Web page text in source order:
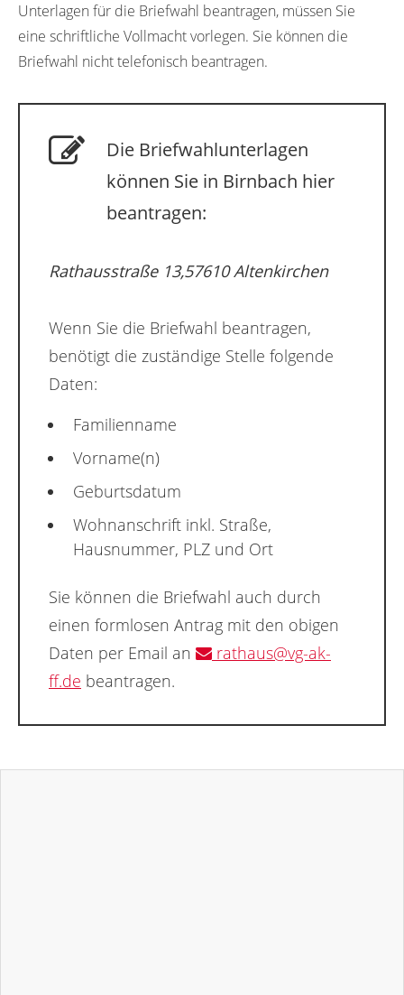
Unterlagen für die Briefwahl beantragen, müssen Sie
eine schriftliche Vollmacht vorlegen. Sie können die
Briefwahl nicht telefonisch beantragen.
Die Briefwahlunterlagen
können Sie in Birnbach hier
beantragen:
Rathausstraße 13,57610 Altenkirchen
Wenn Sie die Briefwahl beantragen,
benötigt die zuständige Stelle folgende
Daten:
Familienname
Vorname(n)
Geburtsdatum
Wohnanschrift inkl. Straße,
Hausnummer, PLZ und Ort
Sie können die Briefwahl auch durch
einen formlosen Antrag mit den obigen
Daten per Email an
rathaus@vg-ak-
ff.de beantragen.